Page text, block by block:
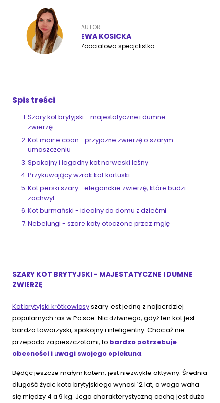
Wyszukiwarka ras psów
Przyjazne miejsca Adopcje
AUTOR
EWA KOSICKA
Zoocialowa specjalistka
Spis treści
Szary kot brytyjski - majestatyczne i dumne
zwierzę
Kot maine coon - przyjazne zwierzę o szarym
umaszczeniu
Spokojny i łagodny kot norweski leśny
Przykuwający wzrok kot kartuski
Kot perski szary - eleganckie zwierzę, które budzi
zachwyt
Kot burmański - idealny do domu z dziećmi
Nebelungi - szare koty otoczone przez mgłę
SZARY KOT BRYTYJSKI - MAJESTATYCZNE I DUMNE
ZWIERZĘ
Kot brytyjski krótkowłosyszary jest jedną z najbardziej
popularnych ras w Polsce. Nic dziwnego, gdyż ten kot jest
bardzo towarzyski, spokojny i inteligentny. Chociaż nie
przepada za pieszczotami, to bardzo potrzebuje
obecności i uwagi swojego opiekuna.
Będąc jeszcze małym kotem, jest niezwykle aktywny. Średnia
długość życia kota brytyjskiego wynosi 12 lat, a waga waha
się między 4 a 9 kg. Jego charakterystyczną cechą jest duża